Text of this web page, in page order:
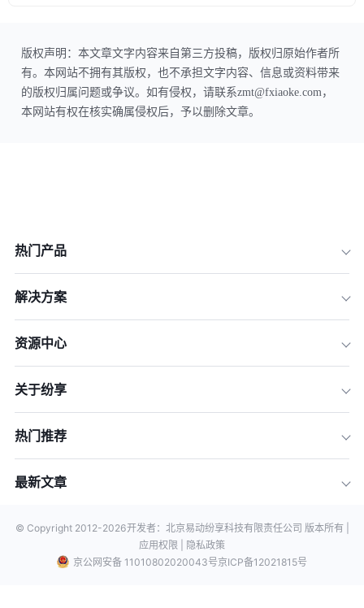
版权声明：本文章文字内容来自第三方投稿，版权归原始作者所
有。本网站不拥有其版权，也不承担文字内容、信息或资料带来
的版权归属问题或争议。如有侵权，请联系zmt@fxiaoke.com，
本网站有权在核实确属侵权后，予以删除文章。
热门产品
解决方案
资源中心
关于纷享
热门推荐
最新文章
© Copyright 2012-2026开发者：北京易动纷享科技有限责任公司 版本所有 |
应用权限 |
隐私政策
京公网安备 11010802020043号京ICP备12021815号